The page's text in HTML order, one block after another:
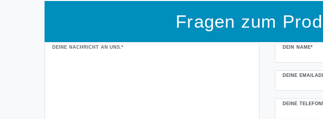
Fragen zum
DEINE NACHRICHT AN UNS.* DEIN NAME*
DEINE
DEINE
Ceres::Template.mailFormHoneypotLabel